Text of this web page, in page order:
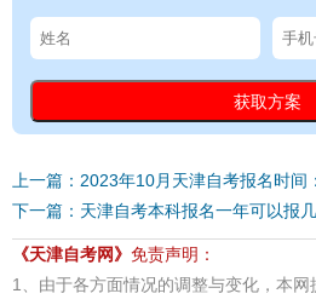
上一篇：2023年10月天津自考报名时
下一篇：天津自考本科报名一年可以报
《天津自考网》 免责声明：
1、由于各方面情况的调整与变化，本